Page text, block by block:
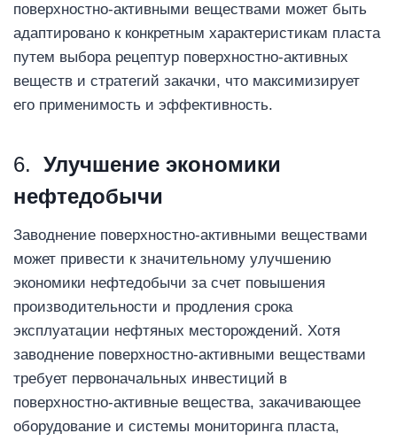
поверхностно-активными веществами может быть
адаптировано к конкретным характеристикам пласта
путем выбора рецептур поверхностно-активных
веществ и стратегий закачки, что максимизирует
его применимость и эффективность.
6. Улучшение экономики
нефтедобычи
Заводнение поверхностно-активными веществами
может привести к значительному улучшению
экономики нефтедобычи за счет повышения
производительности и продления срока
эксплуатации нефтяных месторождений. Хотя
заводнение поверхностно-активными веществами
требует первоначальных инвестиций в
поверхностно-активные вещества, закачивающее
оборудование и системы мониторинга пласта,